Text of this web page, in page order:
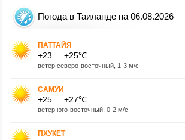
Погода в Таиланде на 06.08.2026
ПАТТАЙЯ
+23 ... +25℃
ветер северо-восточный, 1-3 м/с
САМУИ
+25 ... +27℃
ветер юго-восточный, 0-2 м/с
ПХУКЕТ